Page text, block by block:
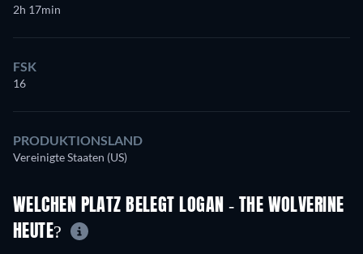
2h 17min
FSK
16
PRODUKTIONSLAND
Vereinigte Staaten (US)
WELCHEN PLATZ BELEGT LOGAN - THE WOLVERINE
HEUTE?